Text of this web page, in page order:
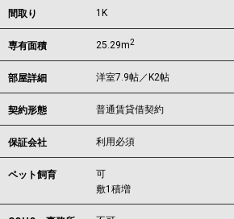
間取り 1K
専有面積 25.29m2
部屋詳細 洋室7.9帖／K2帖
契約形態 普通賃貸借契約
保証会社 利用必須
ペット飼育
可
敷1積増